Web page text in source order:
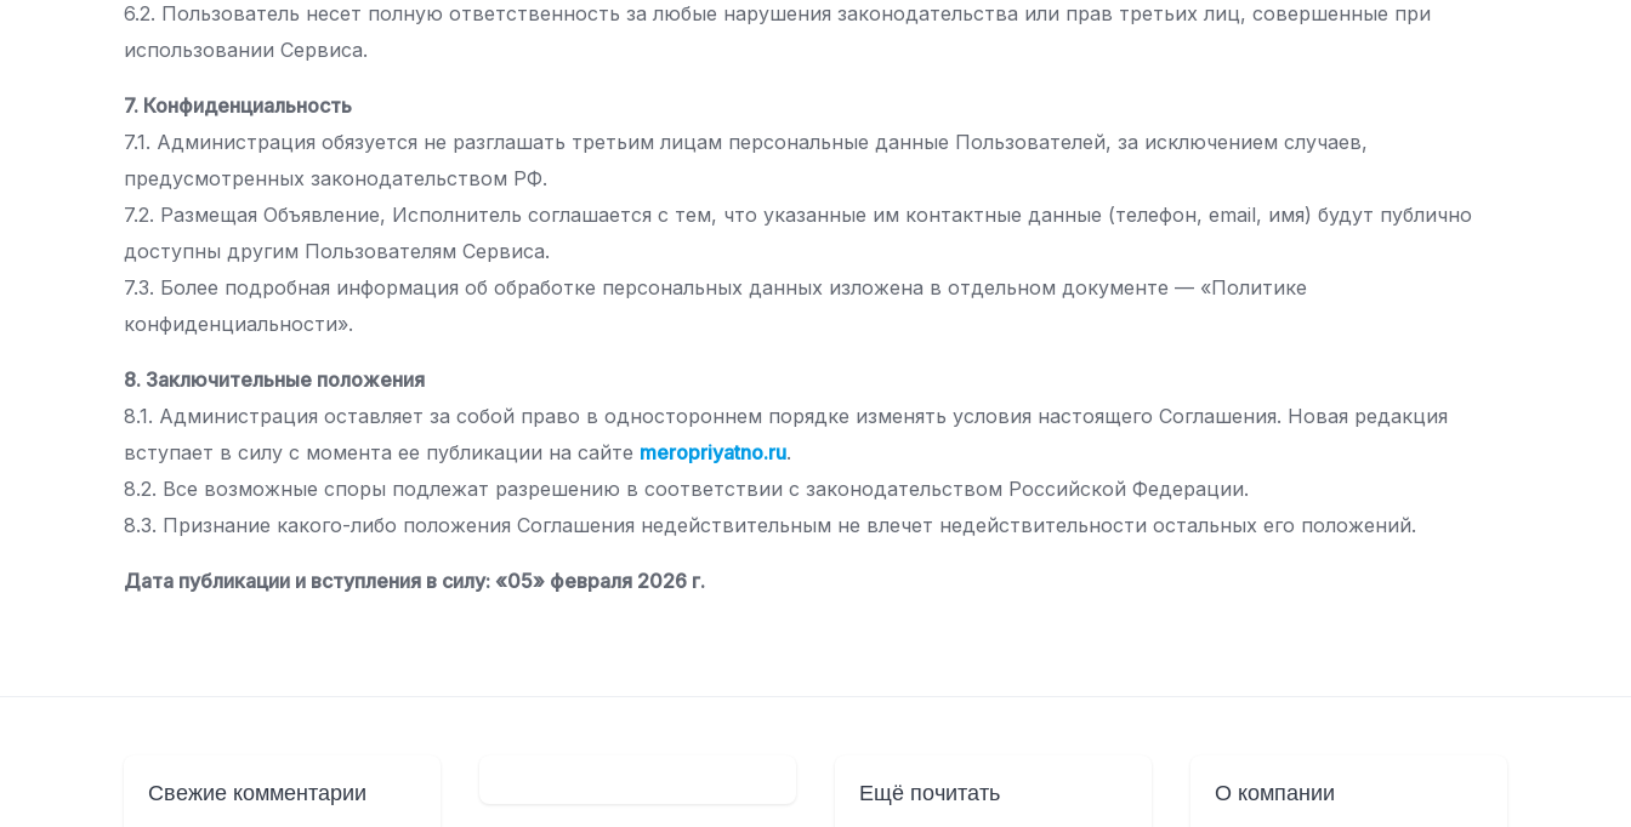
6.2. Пользователь несет полную ответственность за любые нарушения законодательства или прав третьих лиц, совершенные при
использовании Сервиса.
7. Конфиденциальность
7.1. Администрация обязуется не разглашать третьим лицам персональные данные Пользователей, за исключением случаев,
предусмотренных законодательством РФ.
7.2. Размещая Объявление, Исполнитель соглашается с тем, что указанные им контактные данные (телефон, email, имя) будут публично
доступны другим Пользователям Сервиса.
7.3. Более подробная информация об обработке персональных данных изложена в отдельном документе — «Политике
конфиденциальности».
8. Заключительные положения
8.1. Администрация оставляет за собой право в одностороннем порядке изменять условия настоящего Соглашения. Новая редакция
вступает в силу с момента ее публикации на сайте meropriyatno.ru.
8.2. Все возможные споры подлежат разрешению в соответствии с законодательством Российской Федерации.
8.3. Признание какого-либо положения Соглашения недействительным не влечет недействительности остальных его положений.
Дата публикации и вступления в силу: «05» февраля 2026 г.
Свежие комментарии Ещё почитать О компании